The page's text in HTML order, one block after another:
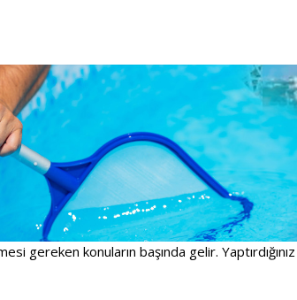
gereken konuların başında gelir.